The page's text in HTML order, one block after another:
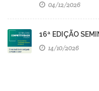
04/12/2026
16ª EDIÇÃO
14/10/2026